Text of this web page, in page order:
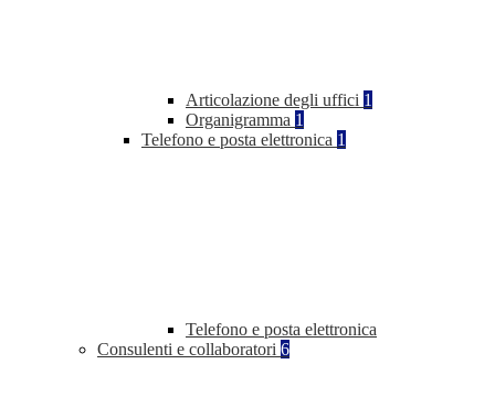
Articolazione degli uffici 1
Organigramma 1
Telefono e posta elettronica 1
Telefono e posta elettronica
Consulenti e collaboratori 6